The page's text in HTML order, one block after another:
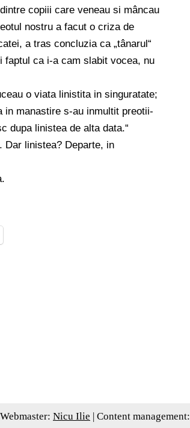
copiii care veneau si mâncau
nostru a facut o criza de
a tras concluzia ca „tânarul“
faptul ca i-a cam slabit vocea, nu
o viata linistita in singuratate;
in manastire s-au inmultit preotii-
dupa linistea de alta data.“
Dar linistea? Departe, in
Nicu Ilie | Content management: